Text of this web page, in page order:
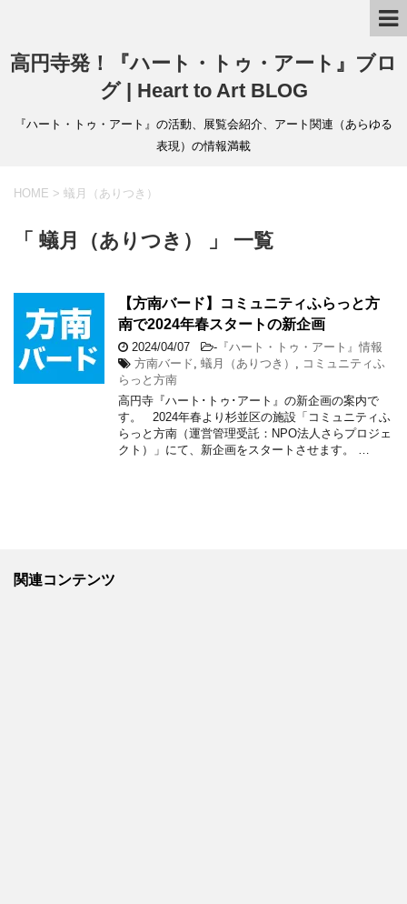
高円寺発！『ハート・トゥ・アート』ブロ
グ | Heart to Art BLOG
『ハート・トゥ・アート』の活動、展覧会紹介、アート関連（あらゆる
表現）の情報満載
HOME > 蟻月（ありつき）
「 蟻月（ありつき） 」 一覧
【方南バード】コミュニティふらっと方
南で2024年春スタートの新企画
2024/04/07 - 『ハート・トゥ・アート』情報
方南バード 蟻月（ありつき）
コミュニティふ
らっと方南
高円寺『ハート･トゥ･アート』の新企画の案内で
す。 2024年春より杉並区の施設「コミュニティふ
らっと方南（運営管理受託：NPO法人さらプロジェ
クト）」にて、新企画をスタートさせます。 …
関連コンテンツ